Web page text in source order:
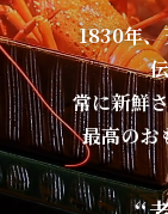
1830年、
常に新鮮
最高のお